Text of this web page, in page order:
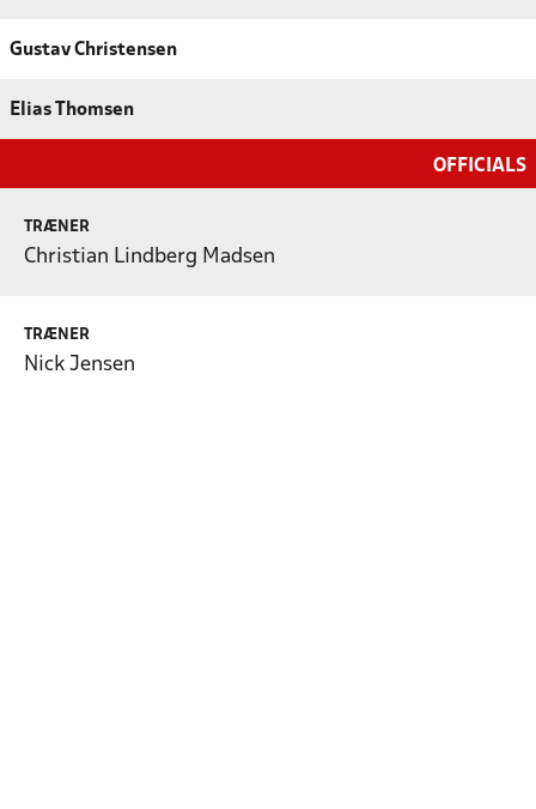
Gustav Christensen
Elias Thomsen
OFFICIALS
TRÆNER
Christian Lindberg Madsen
TRÆNER
Nick Jensen